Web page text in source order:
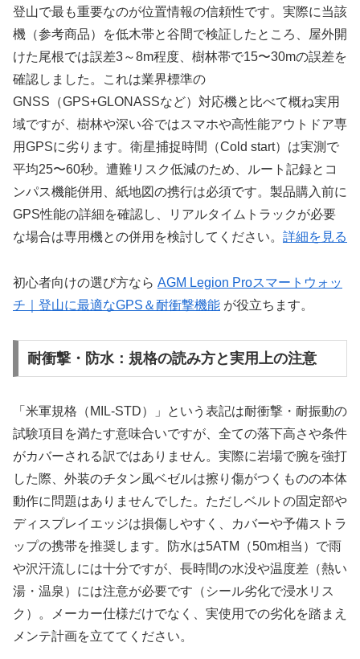
登山で最も重要なのが位置情報の信頼性です。実際に当該
機（参考商品）を低木帯と谷間で検証したところ、屋外開
けた尾根では誤差3～8m程度、樹林帯で15〜30mの誤差を
確認しました。これは業界標準の
GNSS（GPS+GLONASSなど）対応機と比べて概ね実用
域ですが、樹林や深い谷ではスマホや高性能アウトドア専
用GPSに劣ります。衛星捕捉時間（Cold start）は実測で
平均25〜60秒。遭難リスク低減のため、ルート記録とコ
ンパス機能併用、紙地図の携行は必須です。製品購入前に
GPS性能の詳細を確認し、リアルタイムトラックが必要
な場合は専用機との併用を検討してください。 詳細を見る
初心者向けの選び方なら AGM Legion Proスマートウォッ
チ｜登山に最適なGPS＆耐衝撃機能 が役立ちます。
耐衝撃・防水：規格の読み方と実用上の注意
「米軍規格（MIL-STD）」という表記は耐衝撃・耐振動の
試験項目を満たす意味合いですが、全ての落下高さや条件
がカバーされる訳ではありません。実際に岩場で腕を強打
した際、外装のチタン風ベゼルは擦り傷がつくものの本体
動作に問題はありませんでした。ただしベルトの固定部や
ディスプレイエッジは損傷しやすく、カバーや予備ストラ
ップの携帯を推奨します。防水は5ATM（50m相当）で雨
や沢汗流しには十分ですが、長時間の水没や温度差（熱い
湯・温泉）には注意が必要です（シール劣化で浸水リス
ク）。メーカー仕様だけでなく、実使用での劣化を踏まえ
メンテ計画を立ててください。